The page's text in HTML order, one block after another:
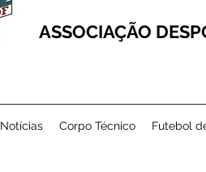
ASSOCIAÇÃO
Notícias Corpo Técnico Futebol